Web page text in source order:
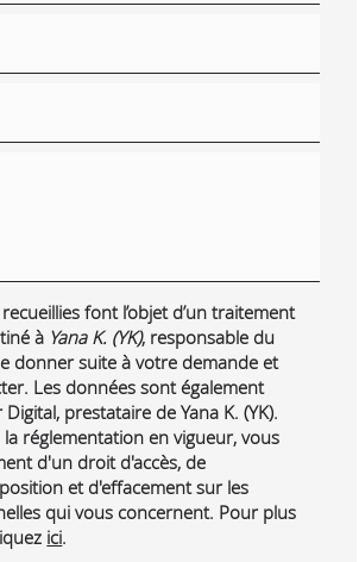
font l’objet d’un traitement
à Yana K. (YK), responsable du
donner suite à votre demande et
Les données sont également
prestataire de Yana K. (YK).
réglementation en vigueur, vous
d'un droit d'accès, de
et d'effacement sur les
qui vous concernent. Pour plus
ici.